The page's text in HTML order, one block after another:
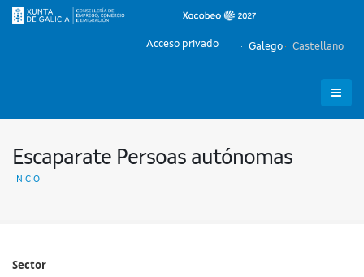
Galego Castellano
Acceso privado
Escaparate Persoas autónomas
INICIO
Sector